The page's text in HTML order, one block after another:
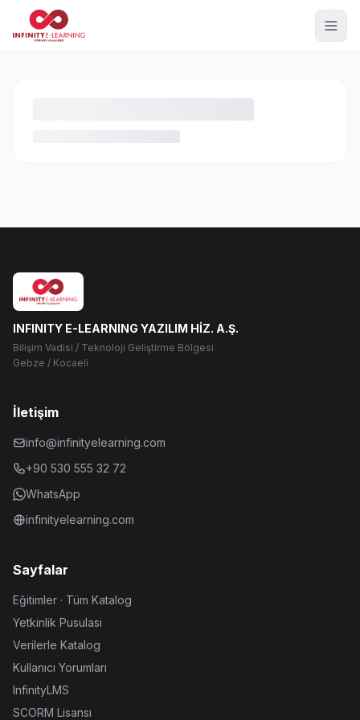
INFINITY E-LEARNING YAZILIM HİZ. A.Ş.
Bilişim Vadisi / Teknoloji Geliştirme Bölgesi
Gebze / Kocaeli
İletişim
info@infinityelearning.com
+90 530 555 32 72
WhatsApp
infinityelearning.com
Sayfalar
Eğitimler · Tüm Katalog
Yetkinlik Pusulası
Verilerle Katalog
Kullanıcı Yorumları
InfinityLMS
SCORM Lisansı